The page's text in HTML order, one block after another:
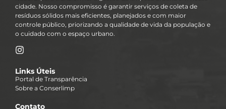
cidade. Nosso compromisso é garantir serviços de coleta de
resíduos sólidos mais eficientes, planejados e com maior
controle público, priorizando a qualidade de vida da população e
o cuidado com o espaço urbano.
Links Úteis
Portal de Transparência
Sobre a Conserlimp
Contato